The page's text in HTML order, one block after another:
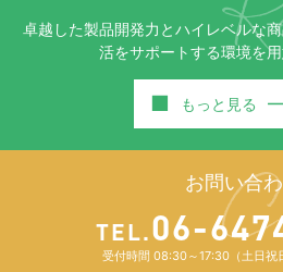
卓越した製品開発力とハイレベルな
活をサポートする環境を用
■ もっと見る
お問い合
TEL.06-
受付時間 08:30～17:30（土日祝